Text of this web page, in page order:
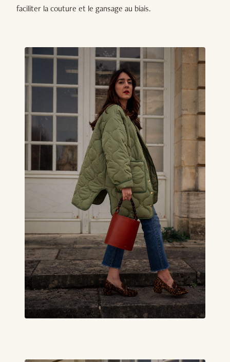
faciliter la couture et le gansage au biais.